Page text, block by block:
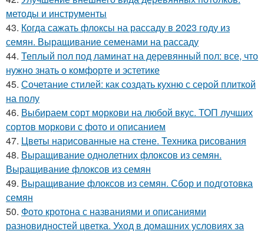
методы и инструменты
43. Когда сажать флоксы на рассаду в 2023 году из
семян. Выращивание семенами на рассаду
44. Теплый пол под ламинат на деревянный пол: все, что
нужно знать о комфорте и эстетике
45. Сочетание стилей: как создать кухню с серой плиткой
на полу
46. Выбираем сорт моркови на любой вкус. ТОП лучших
сортов моркови с фото и описанием
47. Цветы нарисованные на стене. Техника рисования
48. Выращивание однолетних флоксов из семян.
Выращивание флоксов из семян
49. Выращивание флоксов из семян. Сбор и подготовка
семян
50. Фото кротона с названиями и описаниями
разновидностей цветка. Уход в домашних условиях за